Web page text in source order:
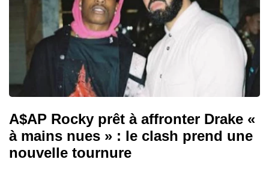
A$AP Rocky prêt à affronter Drake «
à mains nues » : le clash prend une
nouvelle tournure